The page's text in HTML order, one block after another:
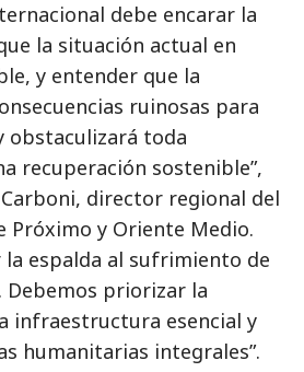
debe encarar la
la situación actual en
y entender que la
ruinosas para
obstaculizará toda
recuperación sostenible”,
director regional del
Próximo y Oriente Medio.
la espalda al sufrimiento de
Debemos priorizar la
infraestructura esencial y
humanitarias integrales”.